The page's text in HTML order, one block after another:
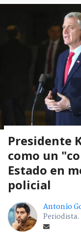
Presidente
como un
Estado en
policial
Antonio